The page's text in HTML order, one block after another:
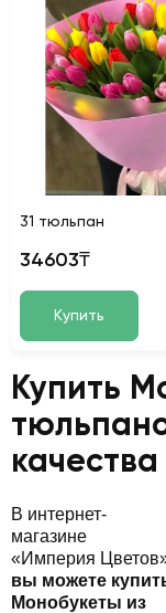
31 тюльпан
34603₸
Купить
Купить
В интернет-
магазине
«Империя
вы можете
Монобукеты из